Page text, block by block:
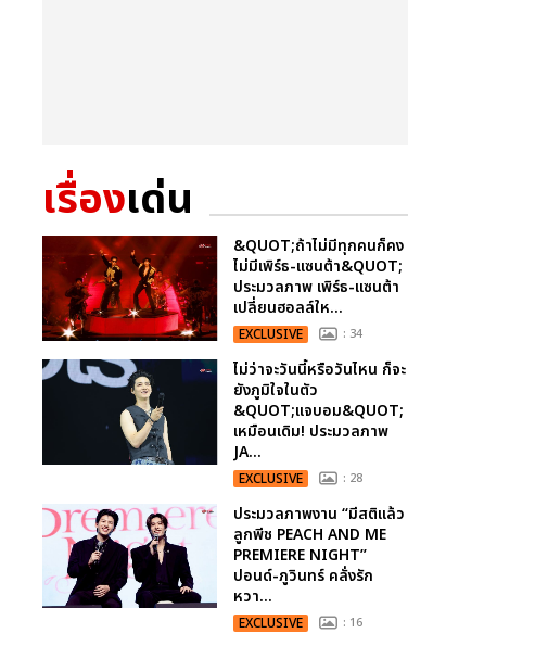
เรื่องเด่น
&QUOT;ถ้าไม่มีทุกคนก็คง
ไม่มีเพิร์ธ-แซนต้า&QUOT;
ประมวลภาพ เพิร์ธ-แซนต้า
เปลี่ยนฮอลล์ให...
EXCLUSIVE : 34
ไม่ว่าจะวันนี้หรือวันไหน ก็จะ
ยังภูมิใจในตัว
&QUOT;แจบอม&QUOT;
เหมือนเดิม! ประมวลภาพ
JA...
EXCLUSIVE : 28
ประมวลภาพงาน “มีสติแล้ว
ลูกพีช PEACH AND ME
PREMIERE NIGHT”
ปอนด์-ภูวินทร์ คลั่งรัก
หวา...
EXCLUSIVE : 16